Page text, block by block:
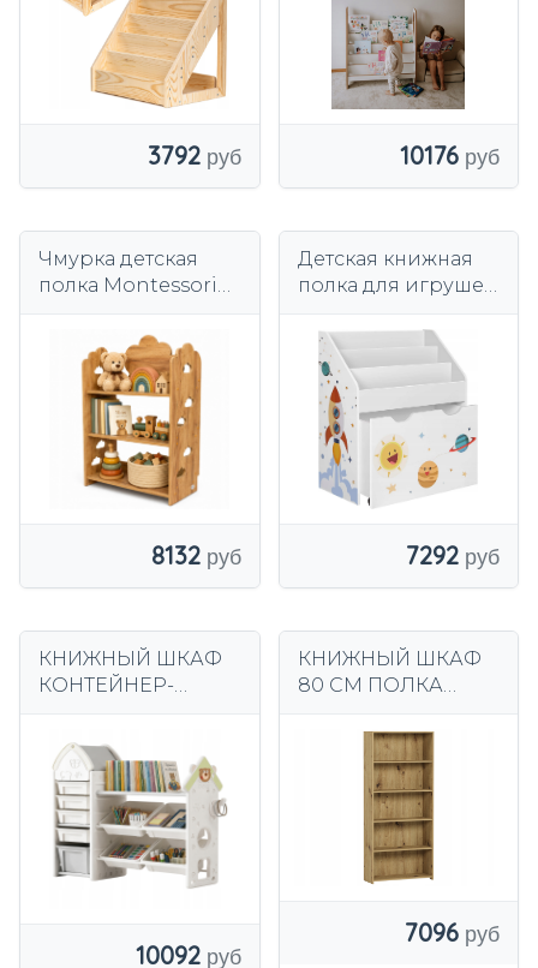
3792 10176
Чмурка детская
полка Montessori
8132
Детская книжная
полка для игрушек
органайзер-Белый
7292
КНИЖНЫЙ ШКАФ
КОНТЕЙНЕР-
ПОЛКА ДЛЯ
ИГРУШЕК КНИГИ
ДЛЯ ДЕТЕЙ 121см
10092
КНИЖНЫЙ ШКАФ
80 СМ ПОЛКА
B-80 ARTISAN
7096